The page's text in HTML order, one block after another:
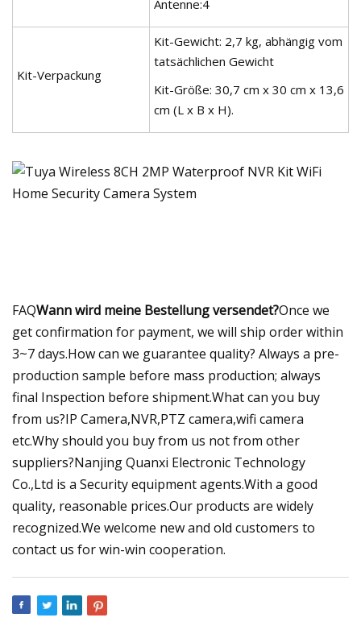
Antenne:4
Kit-Verpackung
Kit-Gewicht: 2,7 kg, abhängig vom
tatsächlichen Gewicht
Kit-Größe: 30,7 cm x 30 cm x 13,6
cm (L x B x H).
FAQWann wird meine Bestellung versendet?Once we
get confirmation for payment, we will ship order within
3~7 days.How can we guarantee quality? Always a pre-
production sample before mass production; always
final Inspection before shipment.What can you buy
from us?IP Camera,NVR,PTZ camera,wifi camera
etc.Why should you buy from us not from other
suppliers?Nanjing Quanxi Electronic Technology
Co.,Ltd is a Security equipment agents.With a good
quality, reasonable prices.Our products are widely
recognized.We welcome new and old customers to
contact us for win-win cooperation.